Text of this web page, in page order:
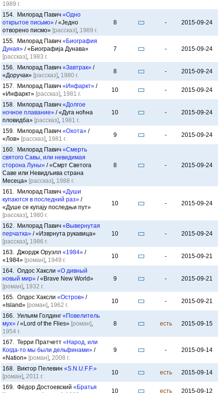
1989 г.
154. Милорад Павич «Одно
открытое письмо» / «Једно
отворено писмо» [рассказ], 1989 г.
8 - 2015-09-24
155. Милорад Павич «Биография
Дуная» / «Биографија Дунава»
[рассказ], 1983 г.
7 - 2015-09-24
156. Милорад Павич «Завтрак» /
«Доручак» [рассказ], 1980 г.
8 - 2015-09-24
157. Милорад Павич «Инфаркт» /
«Инфаркт» [рассказ], 1981 г.
10 - 2015-09-24
158. Милорад Павич «Долгое
ночное плавание» / «Дуга ноћна
пловидба» [рассказ], 1981 г.
10 - 2015-09-24
159. Милорад Павич «Охота» /
«Лов» [рассказ], 1981 г.
9 - 2015-09-24
160. Милорад Павич «Смерть
святого Савы, или невидимая
сторона Луны» / «Смрт Светога
Саве или Невидљива страна
Месеца» [рассказ], 1988 г.
8 - 2015-09-24
161. Милорад Павич «Души
купаются в последний раз» /
«Душе се купају последњи пут»
[рассказ], 1980 г.
10 - 2015-09-24
162. Милорад Павич «Вывернутая
перчатка» / «Изврнута рукавица»
[рассказ], 1986 г.
10 - 2015-09-24
163. Джордж Оруэлл «1984» /
«1984» [роман], 1949 г.
10 - 2015-09-21
164. Олдос Хаксли «О дивный
новый мир» / «Brave New World»
[роман], 1932 г.
9 - 2015-09-21
165. Олдос Хаксли «Остров» /
«Island» [роман], 1962 г.
10 - 2015-09-21
166. Уильям Голдинг «Повелитель
мух» / «Lord of the Flies» [роман],
1954 г.
8 есть 2015-09-15
167. Терри Пратчетт «Народ, или
Когда-то мы были дельфинами» /
«Nation» [роман], 2008 г.
9 - 2015-09-14
168. Виктор Пелевин «S.N.U.F.F.»
[роман], 2011 г.
10 есть 2015-09-14
169. Фёдор Достоевский «Братья
10 есть 2015-09-12